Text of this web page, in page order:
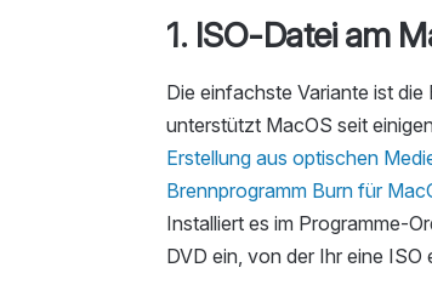
1. ISO-Datei am
Die einfachste Variante ist
unterstützt MacOS seit
Erstellung aus optischen
Brennprogramm Burn für
Installiert es im Programme-
DVD ein, von der Ihr eine ISO